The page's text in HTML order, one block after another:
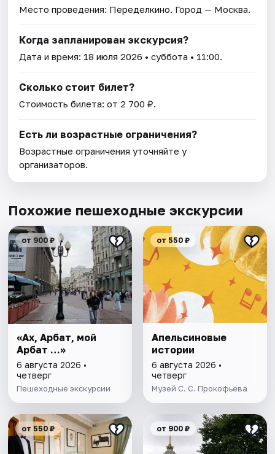
Место проведения: Переделкино. Город — Москва.
Когда запланирован экскурсия?
Дата и время: 18 июля 2026 • суббота • 11:00.
Сколько стоит билет?
Стоимость билета: от 2 700 ₽.
Есть ли возрастные ограничения?
Возрастные ограничения уточняйте у
организаторов.
Похожие пешеходные экскурсии
от 900 ₽
«Ах, Арбат, мой
Арбат …»
6 августа 2026 •
четверг
Пешеходные экскурсии
от 550 ₽
Апельсиновые
истоpии
6 августа 2026 •
четверг
Музей С. С. Прокофьева
от 550 ₽ от 900 ₽